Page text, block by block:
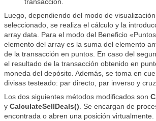
transacción.
Luego, dependiendo del modo de
seleccionado, se realiza el cálculo y la
array data. Para el modo del Beneficio
elemento del array es la suma del elemento
de la transacción en puntos. En caso del
el resultado de la transacción obtenido en
moneda del depósito. Además, se toma en
divisas testeado: par directo, par inverso y
Los dos siguientes métodos modificados son
y CalculateSellDeals(). Se encargan de
encontrada o abren una posición virtualmente.